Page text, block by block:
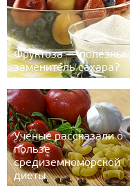
Фруктоза — полезный
заменитель сахара?
Ученые рассказали о
пользе
средиземноморской
диеты